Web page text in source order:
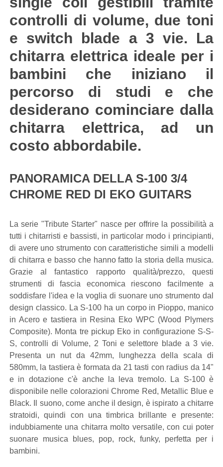
controlli di volume, due toni
e switch blade a 3 vie. La
chitarra elettrica ideale per i
bambini che iniziano il
percorso di studi e che
desiderano cominciare dalla
chitarra elettrica, ad un
costo abbordabile.
PANORAMICA DELLA S-100 3/4
CHROME RED DI EKO GUITARS
La serie "Tribute Starter" nasce per offrire la possibilità a
tutti i chitarristi e bassisti, in particolar modo i principianti,
di avere uno strumento con caratteristiche simili a modelli
di chitarra e basso che hanno fatto la storia della musica.
Grazie al fantastico rapporto qualità/prezzo, questi
strumenti di fascia economica riescono facilmente a
soddisfare l'idea e la voglia di suonare uno strumento dal
design classico. La S-100 ha un corpo in Pioppo, manico
in Acero e tastiera in Resina Eko WPC (Wood Plymers
Composite). Monta tre pickup Eko in configurazione S-S-
S, controlli di Volume, 2 Toni e selettore blade a 3 vie.
Presenta un nut da 42mm, lunghezza della scala di
580mm, la tastiera è formata da 21 tasti con radius da 14"
e in dotazione c'è anche la leva tremolo. La S-100 è
disponibile nelle colorazioni Chrome Red, Metallic Blue e
Black. Il suono, come anche il design, è ispirato a chitarre
stratoidi, quindi con una timbrica brillante e presente:
indubbiamente una chitarra molto versatile, con cui poter
suonare musica blues, pop, rock, funky, perfetta per i
bambini.